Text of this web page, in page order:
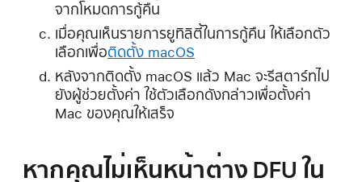
จากโหมดการกู้คืน
เมื่อคุณเห็นรายการยูทิลิตี้ในการกู้คืน ให้เลือกตัว
เลือกเพื่อติดตั้ง macOS
หลังจากติดตั้ง macOS แล้ว Mac จะรีสตาร์ทไป
ยังผู้ช่วยตั้งค่า ใช้ตัวเลือกดังกล่าวเพื่อตั้งค่า
Mac ของคุณให้เสร็จ
หากคุณไม่เห็นหน้าต่าง DFU ใน